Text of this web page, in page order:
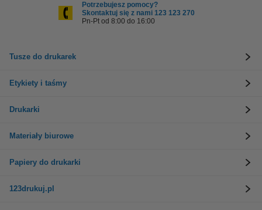
Potrzebujesz pomocy?
Skontaktuj się z nami 123 123 270
Pn-Pt od 8:00 do 16:00
Tusze do drukarek
Etykiety i taśmy
Drukarki
Materiały biurowe
Papiery do drukarki
123drukuj.pl